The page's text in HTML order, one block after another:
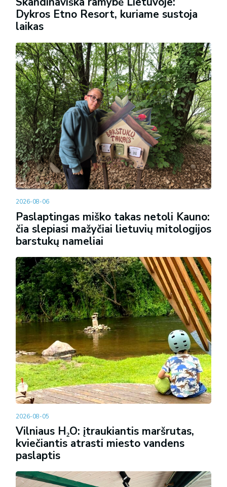
Dykros Etno Resort, kuriame sustoja
laikas
2026-08-06
Paslaptingas miško takas netoli Kauno:
čia slepiasi mažyčiai lietuvių mitologijos
barstukų nameliai
2026-08-05
Vilniaus H₂O: įtraukiantis maršrutas,
kviečiantis atrasti miesto vandens
paslaptis